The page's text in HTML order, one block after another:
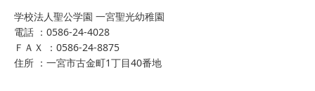
学校法人聖公学園 一宮聖光幼稚園
電話 ：0586-24-4028
ＦＡＸ ：0586-24-8875
住所 ：一宮市古金町1丁目40番地